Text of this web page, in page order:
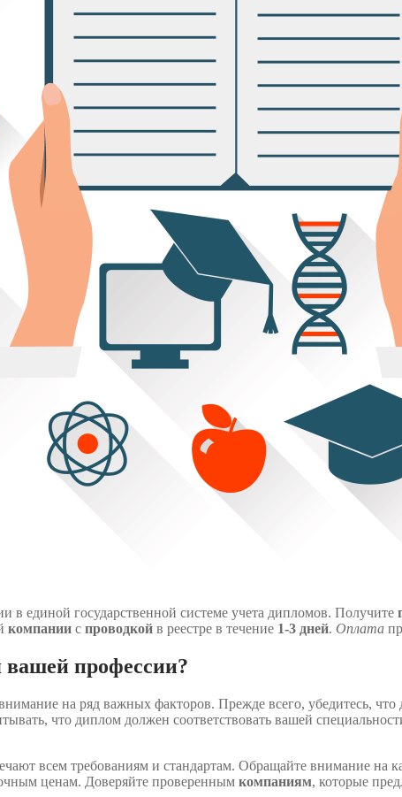
в единой государственной системе учета дипломов. Получите
компании с проводкой в реестре в течение 1-3 дней. Оплата
профессии?
на ряд важных факторов. Прежде всего, убедитесь, что
что диплом должен соответствовать вашей
всем требованиям и стандартам. Обращайте внимание на
ценам. Доверяйте проверенным компаниям, которые